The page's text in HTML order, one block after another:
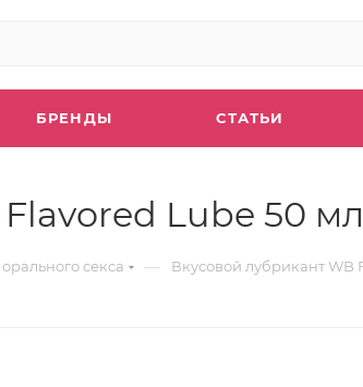
БРЕНДЫ СТАТЬИ
Lube 50
секса — Вкусовой лубрикант WB